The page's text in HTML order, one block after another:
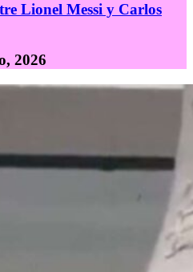
Lionel Messi y Carlos
2026